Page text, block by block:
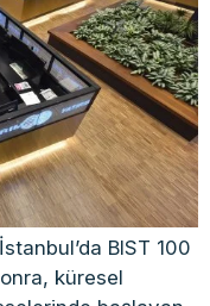
BIST 100
küresel